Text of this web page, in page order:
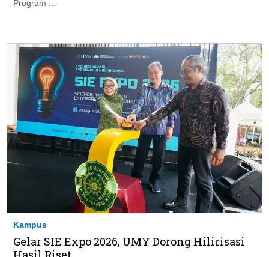
Program ...
Kampus
Gelar SIE Expo 2026, UMY Dorong Hilirisasi